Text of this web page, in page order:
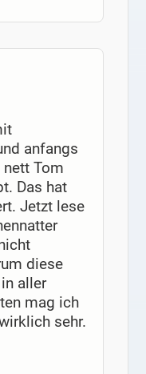
anfangs
Tom
Das hat
Jetzt lese
diese
aller
mag ich
sehr.